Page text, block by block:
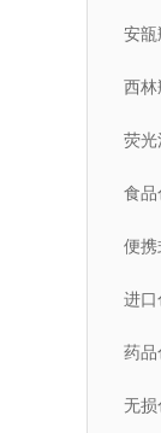
安瓿
西林
荧光
食品
便携
进口
药品
无损